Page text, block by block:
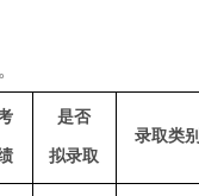
是否
拟录取
录取类别